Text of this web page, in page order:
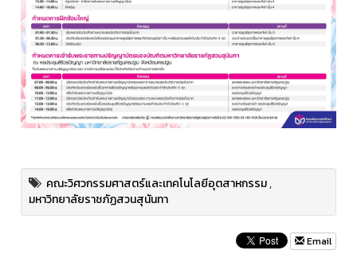
คณะวิศวกรรมศาสตร์และเทคโนโลยีอุตสาหกรรม,
มหาวิทยาลัยราชภัฏสวนสุนันทา
Email